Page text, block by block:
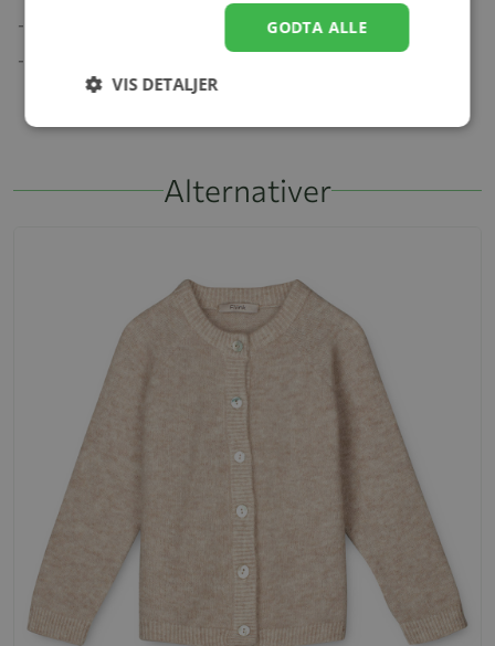
- 100% merinoull
- Oeko-tex 100-merket.
Alternativer
GODTA ALLE
VIS DETALJER